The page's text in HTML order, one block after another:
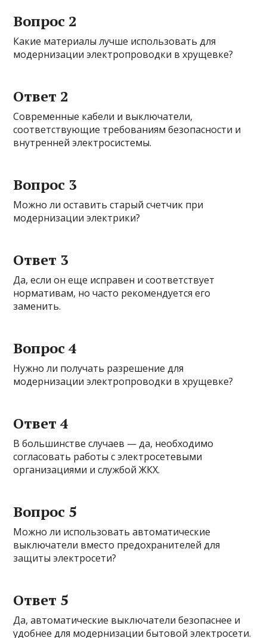
Вопрос 2
Какие материалы лучше использовать для
модернизации электропроводки в хрущевке?
Ответ 2
Современные кабели и выключатели,
соответствующие требованиям безопасности и
внутренней электросистемы.
Вопрос 3
Можно ли оставить старый счетчик при
модернизации электрики?
Ответ 3
Да, если он еще исправен и соответствует
нормативам, но часто рекомендуется его
заменить.
Вопрос 4
Нужно ли получать разрешение для
модернизации электропроводки в хрущевке?
Ответ 4
В большинстве случаев — да, необходимо
согласовать работы с электросетевыми
организациями и службой ЖКХ.
Вопрос 5
Можно ли использовать автоматические
выключатели вместо предохранителей для
защиты электросети?
Ответ 5
Да, автоматические выключатели безопаснее и
удобнее для модернизации бытовой электросети.